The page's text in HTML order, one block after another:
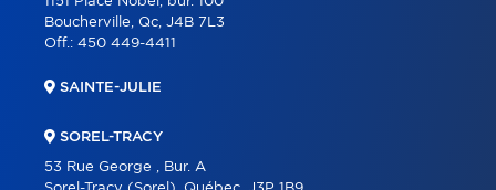
Boucherville, Qc, J4B 7L3
Off.: 450 449-4411
SAINTE-JULIE
SOREL-TRACY
53 Rue George , Bur. A